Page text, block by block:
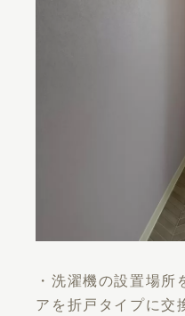
・洗濯機の設置場所
アを折戸タイプに交